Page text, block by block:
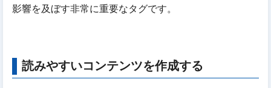
影響を及ぼす非常に重要なタグです。
読みやすいコンテンツを作成する